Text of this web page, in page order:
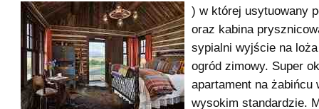
) w której usytuowany
oraz kabina
sypialni wyjście na
ogród zimowy. Super
apartament na żabińcu
wysokim standardzie.